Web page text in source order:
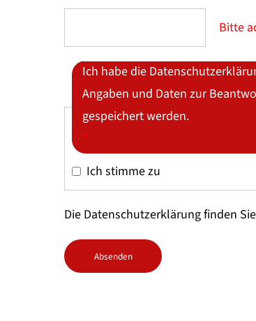
Bitte
Ich habe die
Angaben und Daten zur
gespeichert werden.
*
Ich stimme zu
Die Datenschutzerklärung finden Sie
Absenden